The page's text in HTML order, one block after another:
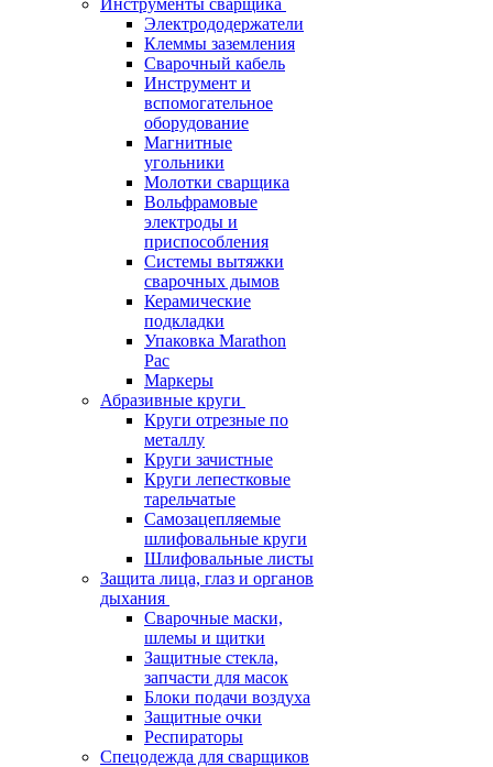
Инструменты сварщика
Электрододержатели
Клеммы заземления
Сварочный кабель
Инструмент и
вспомогательное
оборудование
Магнитные
угольники
Молотки сварщика
Вольфрамовые
электроды и
приспособления
Системы вытяжки
сварочных дымов
Керамические
подкладки
Упаковка Marathon
Pac
Маркеры
Абразивные круги
Круги отрезные по
металлу
Круги зачистные
Круги лепестковые
тарельчатые
Самозацепляемые
шлифовальные круги
Шлифовальные листы
Защита лица, глаз и органов
дыхания
Сварочные маски,
шлемы и щитки
Защитные стекла,
запчасти для масок
Блоки подачи воздуха
Защитные очки
Респираторы
Спецодежда для сварщиков